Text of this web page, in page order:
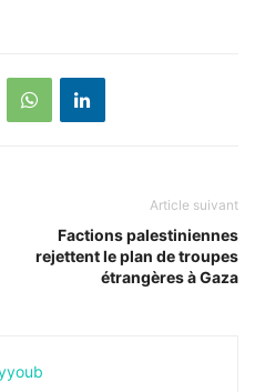
Article suivant
Factions palestiniennes
rejettent le plan de troupes
étrangères à Gaza